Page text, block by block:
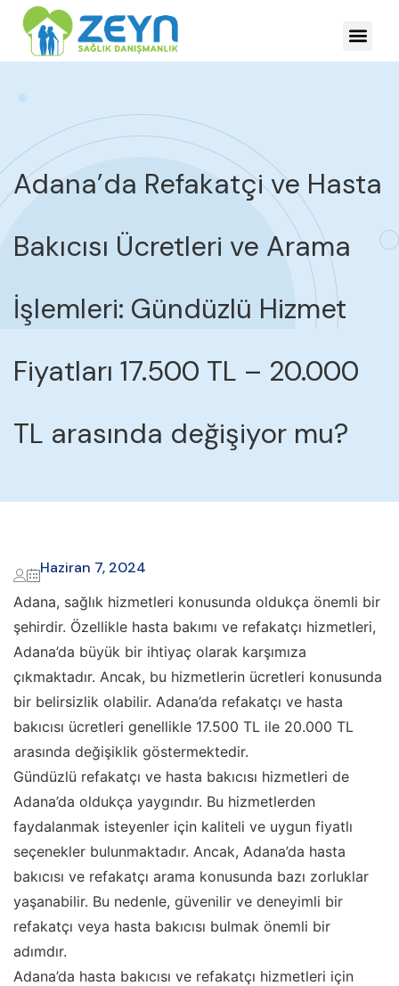
Adana’da Refakatçi ve Hasta
Bakıcısı Ücretleri ve Arama
İşlemleri: Gündüzlü Hizmet
Fiyatları 17.500 TL – 20.000
TL arasında değişiyor mu?
Haziran 7, 2024
Adana, sağlık hizmetleri konusunda oldukça önemli bir
şehirdir. Özellikle hasta bakımı ve refakatçı hizmetleri,
Adana’da büyük bir ihtiyaç olarak karşımıza
çıkmaktadır. Ancak, bu hizmetlerin ücretleri konusunda
bir belirsizlik olabilir. Adana’da refakatçı ve hasta
bakıcısı ücretleri genellikle 17.500 TL ile 20.000 TL
arasında değişiklik göstermektedir.
Gündüzlü refakatçı ve hasta bakıcısı hizmetleri de
Adana’da oldukça yaygındır. Bu hizmetlerden
faydalanmak isteyenler için kaliteli ve uygun fiyatlı
seçenekler bulunmaktadır. Ancak, Adana’da hasta
bakıcısı ve refakatçı arama konusunda bazı zorluklar
yaşanabilir. Bu nedenle, güvenilir ve deneyimli bir
refakatçı veya hasta bakıcısı bulmak önemli bir
adımdır.
Adana’da hasta bakıcısı ve refakatçı hizmetleri için